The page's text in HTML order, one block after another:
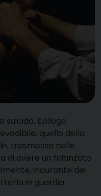
suicida. Epilogo
quello della
trasmessa nelle
di avere un fidanzato
incurante dei
in guardia.